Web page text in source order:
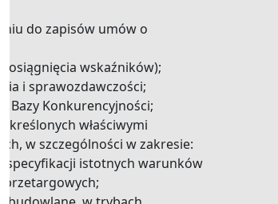
do zapisów umów o
wskaźników);
i sprawozdawczości;
Bazy Konkurencyjności;
właściwymi
w szczególności w zakresie:
specyfikacji istotnych warunków
przetargowych;